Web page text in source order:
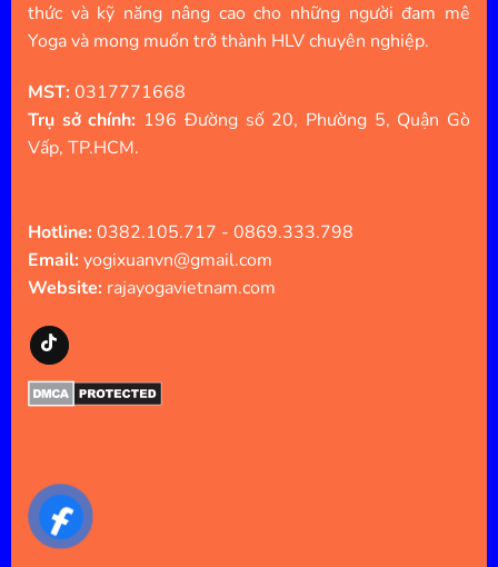
thức và kỹ năng nâng cao cho những người đam mê
Yoga và mong muốn trở thành HLV chuyên nghiệp.
MST:0317771668
Trụ sở chính: 196 Đường số 20, Phường 5, Quận Gò
Vấp, TP.HCM.
Hotline:0382.105.717 - 0869.333.798
Email:yogixuanvn@gmail.com
Website: rajayogavietnam.com